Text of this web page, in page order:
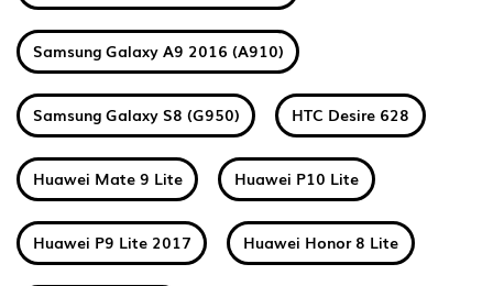
Samsung Galaxy A9 2016 (A910)
Samsung Galaxy S8 (G950) HTC Desire 628
Huawei Mate 9 Lite Huawei P10 Lite
Huawei P9 Lite 2017 Huawei Honor 8 Lite